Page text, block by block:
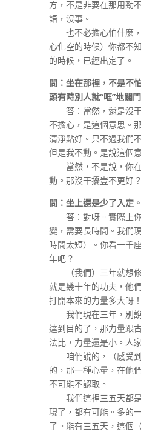
方，不是非要在那用勁
語，沒事。
也不必擔心怕什麼，
心化空的時候）你都不
的時候，已經出定了。
問：坐在那裡，不是不
頭有時別人就“哐”地關
答：當然，還是沒干
不擔心，是這個意思。
清淨點好。只不過我們
但是我不動。是說這個
當然，不是說，你在
動。那沒干擾豈不更好
問：坐上還是少了入定。
答：對呀。實際上你
變，需要長時間。我們
時間太短）。你看一千
年吧？
（我們）三年就想修
就是幾十年的功夫，他
打開本來的力量多大呀！
我們現在三年，別說
達到目的了，那力量跟
法比，力量還是小。人
咱們說的，（感受到
的，那一種心量，在他
不可能不認取。
我們這裡三五天都是
現了，都有可能。多的
了。能有三五天，這個